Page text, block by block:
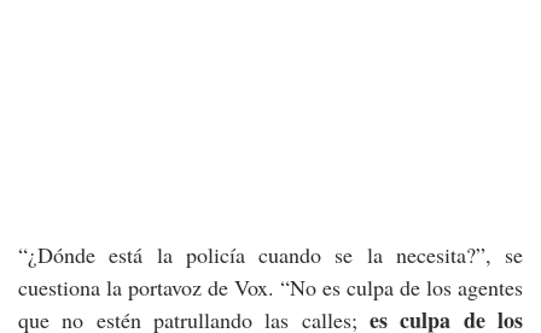
“¿Dónde está la policía cuando se la necesita?”, se
cuestiona la portavoz de Vox. “No es culpa de los agentes
que no estén patrullando las calles; es culpa de los